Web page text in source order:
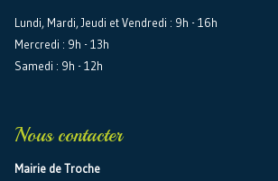
Lundi, Mardi, Jeudi et Vendredi : 9h - 16h
Mercredi : 9h - 13h
Samedi : 9h - 12h
Nous contacter
Mairie de Troche